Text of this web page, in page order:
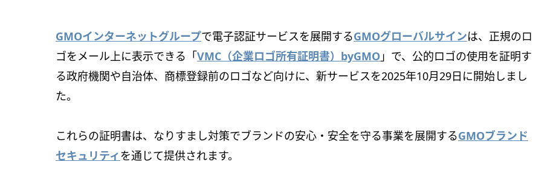
GMOインターネットグループで電子認証サービスを展開するGMOグローバルサインは、正規のロ
ゴをメール上に表示できる「VMC（企業ロゴ所有証明書）byGMO 」で、公的ロゴの使用を証明す
る政府機関や自治体、商標登録前のロゴなど向けに、新サービスを2025年10月29日に開始しまし
た。
これらの証明書は、なりすまし対策でブランドの安心・安全を守る事業を展開するGMOブランド
セキュリティ を通じて提供されます。